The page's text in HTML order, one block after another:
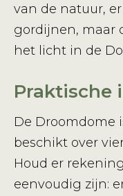
van de natuur,
gordijnen, maar
het licht in de
Praktische
De Droomdome
beschikt over
Houd er
eenvoudig zijn: